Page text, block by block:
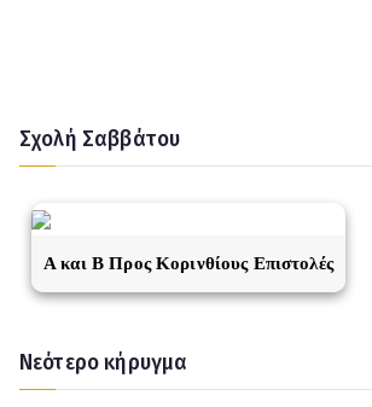
Σχολή Σαββάτου
A και Β Προς Κορινθίους Επιστολές
Νεότερο κήρυγμα